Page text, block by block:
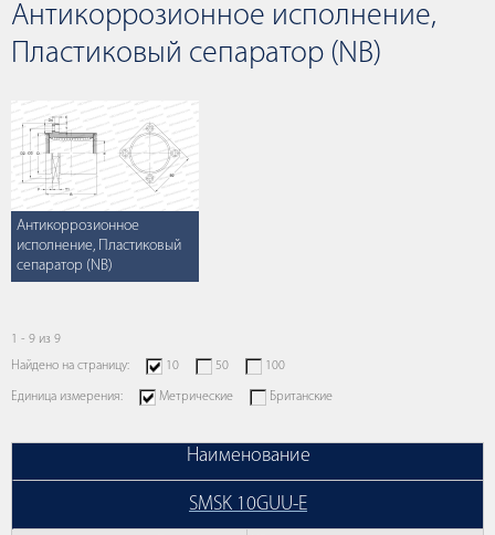
Антикоррозионное исполнение,
Пластиковый сепаратор (NB)
Антикоррозионное
исполнение, Пластиковый
сепаратор (NB)
1 - 9 из 9
Найдено на страницу:
10 50 100
Единица измерения: Метрические Британские
Наименование
SMSK 10GUU-E